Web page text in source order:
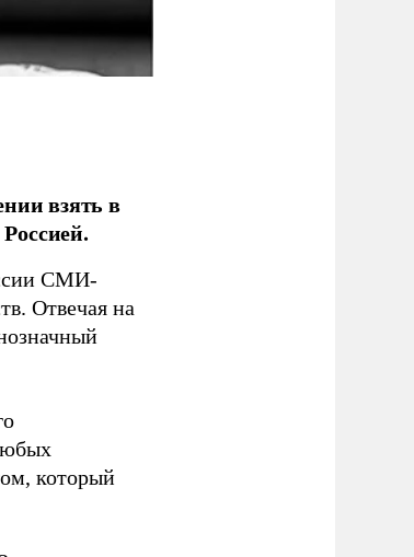
взять в
СМИ-
Отвечая на
который